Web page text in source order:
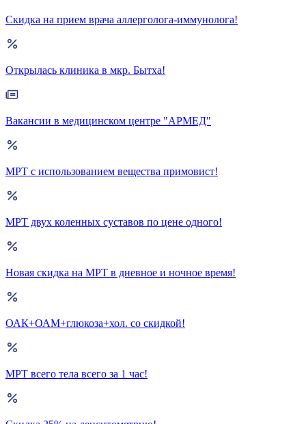
Скидка на прием врача аллерголога-иммунолога!
Открылась клиника в мкр. Бытха!
Вакансии в медицинском центре "АРМЕД"
МРТ с использованием вещества примовист!
МРТ двух коленных суставов по цене одного!
Новая скидка на МРТ в дневное и ночное время!
ОАК+ОАМ+глюкоза+хол. со скидкой!
МРТ всего тела всего за 1 час!